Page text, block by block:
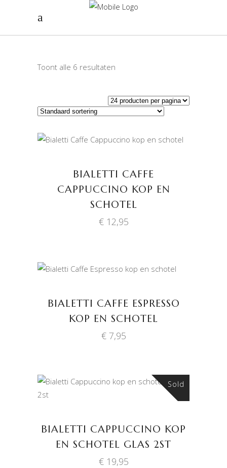
Toont alle 6 resultaten
BIALETTI CAFFE
CAPPUCCINO KOP EN
SCHOTEL
€12,95
BIALETTI CAFFE ESPRESSO
KOP EN SCHOTEL
€7,95
Sold
BIALETTI CAPPUCCINO KOP
EN SCHOTEL GLAS 2ST
€19,95